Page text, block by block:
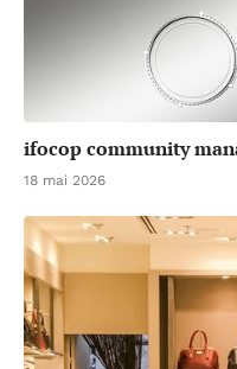
ifocop community
18 mai 2026